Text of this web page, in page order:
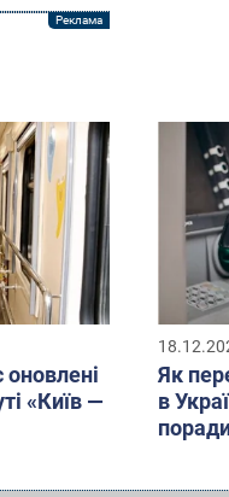
оновлені
«Київ —
Як
в